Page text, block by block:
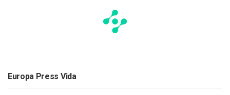
Europa Press Vida